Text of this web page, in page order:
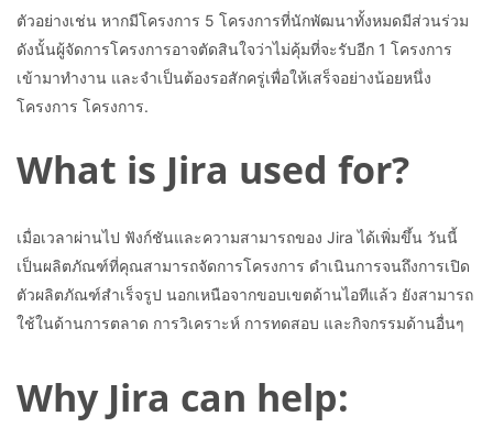
ตัวอย่างเช่น หากมีโครงการ 5 โครงการที่นักพัฒนาทั้งหมดมีส่วนร่วม
ดังนั้นผู้จัดการโครงการอาจตัดสินใจว่าไม่คุ้มที่จะรับอีก 1 โครงการ
เข้ามาทำงาน และจำเป็นต้องรอสักครู่เพื่อให้เสร็จอย่างน้อยหนึ่ง
โครงการ โครงการ.
What is Jira used for?
เมื่อเวลาผ่านไป ฟังก์ชันและความสามารถของ Jira ได้เพิ่มขึ้น วันนี้
เป็นผลิตภัณฑ์ที่คุณสามารถจัดการโครงการ ดำเนินการจนถึงการเปิด
ตัวผลิตภัณฑ์สำเร็จรูป นอกเหนือจากขอบเขตด้านไอทีแล้ว ยังสามารถ
ใช้ในด้านการตลาด การวิเคราะห์ การทดสอบ และกิจกรรมด้านอื่นๆ
Why Jira can help: